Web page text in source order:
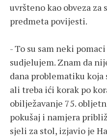
uvršteno kao obveza za
predmeta povijesti.
- To su sam neki
sudjelujem. Znam da
dana problematiku
ali treba ići korak po
obilježavanje 75.
pokušaj i namjera
sjeli za stol, izjavio je